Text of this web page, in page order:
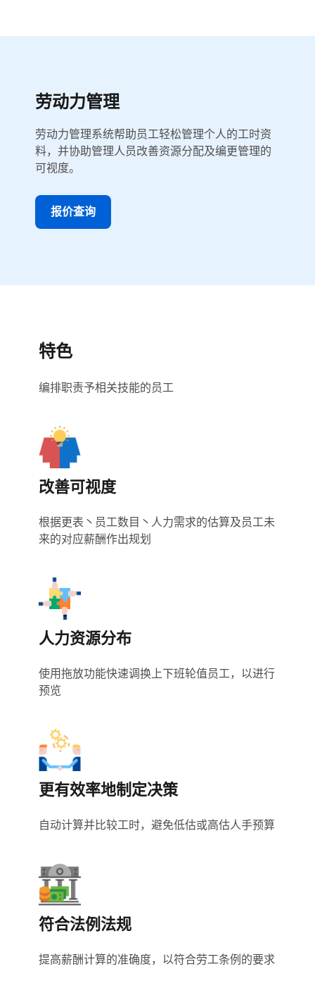
劳动力管理
劳动力管理系统帮助员工轻松管理个人的工时资
料，并协助管理人员改善资源分配及编更管理的
可视度。
报价查询
特色
编排职责予相关技能的员工
改善可视度
根据更表丶员工数目丶人力需求的估算及员工未
来的对应薪酬作出规划
人力资源分布
使用拖放功能快速调换上下班轮值员工，以进行
预览
更有效率地制定决策
自动计算并比较工时，避免低估或高估人手预算
符合法例法规
提高薪酬计算的准确度，以符合劳工条例的要求